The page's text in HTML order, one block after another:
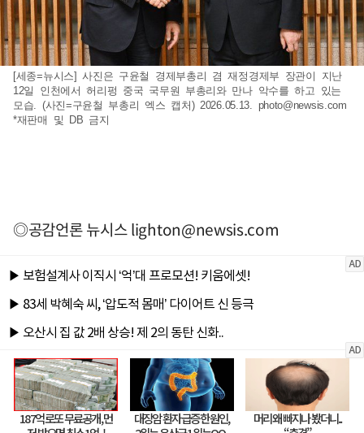
[세종=뉴시스] 사진은 구윤철 경제부총리 겸 재정경제부 장관이 지난
12일 인천에서 허리펑 중국 국무원 부총리와 만나 악수를 하고 있는
모습. (사진=구윤철 부총리 엑스 캡처) 2026.05.13. photo@newsis.com
*재판매 및 DB 금지
◎공감언론 뉴시스lighton@newsis.com